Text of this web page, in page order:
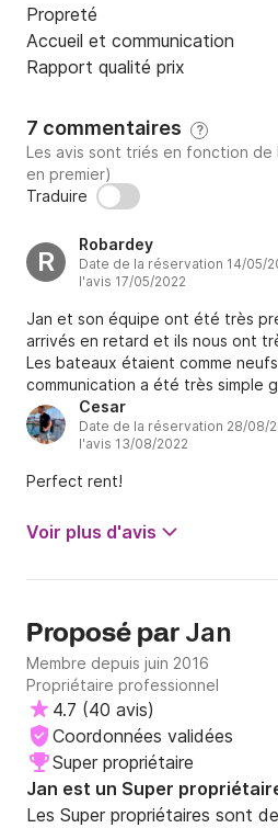
Propreté
Accueil et communication
Rapport qualité prix
7 commentaires ?
Les avis sont triés en fonction de
en premier)
Traduire
R
Robardey
Date de la réservation 14/05/
l'avis 17/05/2022
Jan et son équipe ont été très
arrivés en retard et ils nous ont
Les bateaux étaient comme
communication a été très simple
langues parlées par les membres
recommande fortement!
Cesar
Date de la réservation 28/08/
l'avis 13/08/2022
Perfect rent!
Voir plus d'avis
Proposé par Jan
Membre depuis juin 2016
Propriétaire professionnel
4.7 (40 avis)
Coordonnées validées
Super propriétaire
Jan est un Super
Les Super propriétaires sont